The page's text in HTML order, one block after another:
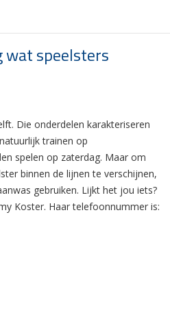
wat speelsters
Die onderdelen karakteriseren
trainen op
spelen op zaterdag. Maar om
binnen de lijnen te verschijnen,
gebruiken. Lijkt het jou iets?
Koster. Haar telefoonnummer is: